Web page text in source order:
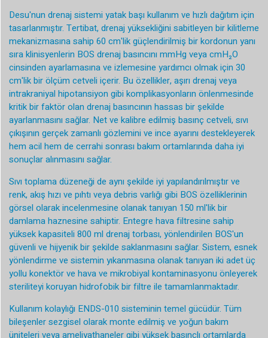
Desu'nun drenaj sistemi yatak başı kullanım ve hızlı dağıtım için
tasarlanmıştır. Tertibat, drenaj yüksekliğini sabitleyen bir kilitleme
mekanizmasına sahip 60 cm'lik güçlendirilmiş bir kordonun yanı
sıra klinisyenlerin BOS drenaj basıncını mmHg veya cmH₂O
cinsinden ayarlamasına ve izlemesine yardımcı olmak için 30
cm'lik bir ölçüm cetveli içerir. Bu özellikler, aşırı drenaj veya
intrakraniyal hipotansiyon gibi komplikasyonların önlenmesinde
kritik bir faktör olan drenaj basıncının hassas bir şekilde
ayarlanmasını sağlar. Net ve kalibre edilmiş basınç cetveli, sıvı
çıkışının gerçek zamanlı gözlemini ve ince ayarını destekleyerek
hem acil hem de cerrahi sonrası bakım ortamlarında daha iyi
sonuçlar alınmasını sağlar.
Sıvı toplama düzeneği de aynı şekilde iyi yapılandırılmıştır ve
renk, akış hızı ve pıhtı veya debris varlığı gibi BOS özelliklerinin
görsel olarak incelenmesine olanak tanıyan 150 ml'lik bir
damlama haznesine sahiptir. Entegre hava filtresine sahip
yüksek kapasiteli 800 ml drenaj torbası, yönlendirilen BOS'un
güvenli ve hijyenik bir şekilde saklanmasını sağlar. Sistem, esnek
yönlendirme ve sistemin yıkanmasına olanak tanıyan iki adet üç
yollu konektör ve hava ve mikrobiyal kontaminasyonu önleyerek
steriliteyi koruyan hidrofobik bir filtre ile tamamlanmaktadır.
Kullanım kolaylığı ENDS-010 sisteminin temel gücüdür. Tüm
bileşenler sezgisel olarak monte edilmiş ve yoğun bakım
üniteleri veya ameliyathaneler gibi yüksek basınçlı ortamlarda